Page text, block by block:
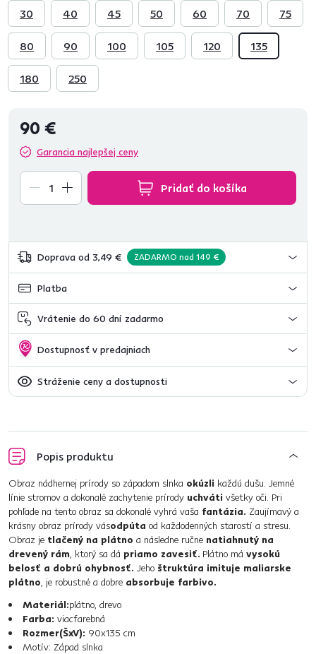
30 40 45 50 60 70 75
80 90 100 105 120 135
180 250
90 €
Garancia najlepšej ceny
Pridať do košíka
Doprava od 3,49 € ZADARMO nad 149 €
Platba
Vrátenie do 60 dní zadarmo
Dostupnosť v predajniach
Stráženie ceny a dostupnosti
Popis produktu
Obraz nádhernej prírody so západom slnka okúzli každú dušu. Jemné
línie stromov a dokonalé zachytenie prírody uchváti všetky oči. Pri
pohľade na tento obraz sa dokonalé vyhrá vaša fantázia. Zaujímavý a
krásny obraz prírody vásodpúta od každodenných starostí a stresu.
Obraz je tlačený na plátno a následne ručne natiahnutý na
drevený rám, ktorý sa dá priamo zavesiť. Plátno má vysokú
belosť a dobrú ohybnosť. Jeho štruktúra imituje maliarske
plátno, je robustné a dobre absorbuje farbivo.
Materiál:plátno, drevo
Farba: viacfarebná
Rozmer(ŠxV): 90x135 cm
Motív: Západ slnka